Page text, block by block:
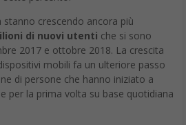
stanno crescendo ancora più
di nuovi utenti che si sono
2017 e ottobre 2018. La crescita
mobili fa un ulteriore passo
di persone che hanno iniziato a
per la prima volta su base quotidiana